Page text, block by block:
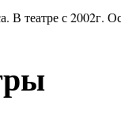
В театре с 2002г.